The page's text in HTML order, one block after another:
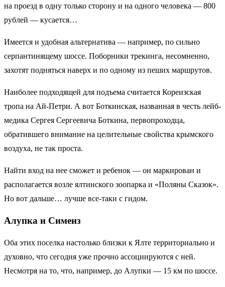
на проезд в одну только сторону и на одного человека — 800
рублей — кусается…
Имеется и удобная альтернатива — например, по сильно
серпантинящему шоссе. Поборники трекинга, несомненно,
захотят подняться наверх и по одному из пеших маршрутов.
Наиболее подходящей для подъема считается Кореизская
тропа на Ай-Петри. А вот Боткинская, названная в честь лейб-
медика Сергея Сергеевича Боткина, первопроходца,
обратившего внимание на целительные свойства крымского
воздуха, не так проста.
Найти вход на нее сможет и ребенок — он маркирован и
располагается возле ялтинского зоопарка и «Поляны Сказок».
Но вот дальше… лучше все-таки с гидом.
Алупка и Симеиз
Оба этих поселка настолько близки к Ялте территориально и
духовно, что сегодня уже прочно ассоциируются с ней.
Несмотря на то, что, например, до Алупки — 15 км по шоссе.